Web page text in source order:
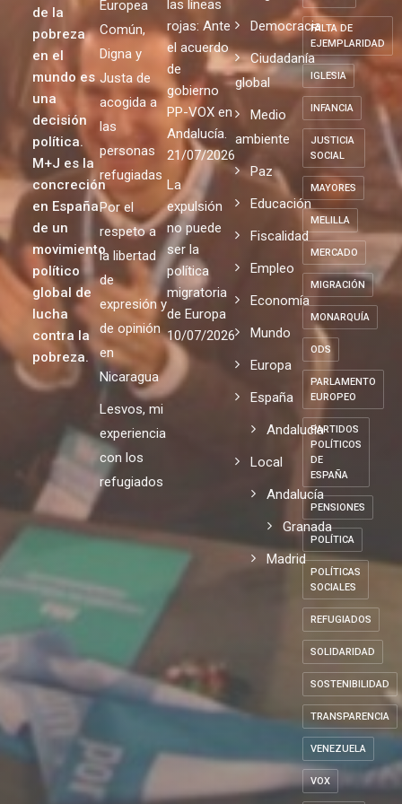
más justo
y creemos
que el fin
de la
pobreza
en el
mundo es
una
decisión
política.
M+J es la
concreción
en España
de un
movimiento
político
global de
lucha
contra la
Por una
Política
Europea
Común,
Digna y
Justa de
acogida a
las
personas
refugiadas
respeto a
la libertad
de
expresión y
de opinión
en
Nicaragua
Lesvos, mi
experiencia
refugiados
Entre los
puentes y
las líneas
rojas: Ante
el acuerdo
de
gobierno
PP-VOX en
Andalucía.
21/07/2026
La
expulsión
no puede
ser la
política
migratoria
de Europa
10/07/2026
Pobreza
Migrantes
Democracia
Ciudadanía
global
Medio
ambiente
Paz
Educación
Fiscalidad
Empleo
Economía
Mundo
Europa
España
Andalucia
Local
Andalucía
Granada
EMPLEO
AGRARIO
ESPAÑA
FALTA DE
EJEMPLARIDAD
IGLESIA
INFANCIA
JUSTICIA
SOCIAL
MAYORES
MELILLA
MERCADO
MIGRACIÓN
MONARQUÍA
ODS
PARLAMENTO
EUROPEO
PARTIDOS
POLÍTICOS
DE
ESPAÑA
PENSIONES
POLÍTICA
POLÍTICAS
SOCIALES
REFUGIADOS
SOLIDARIDAD
SOSTENIBILIDAD
TRANSPARENCIA